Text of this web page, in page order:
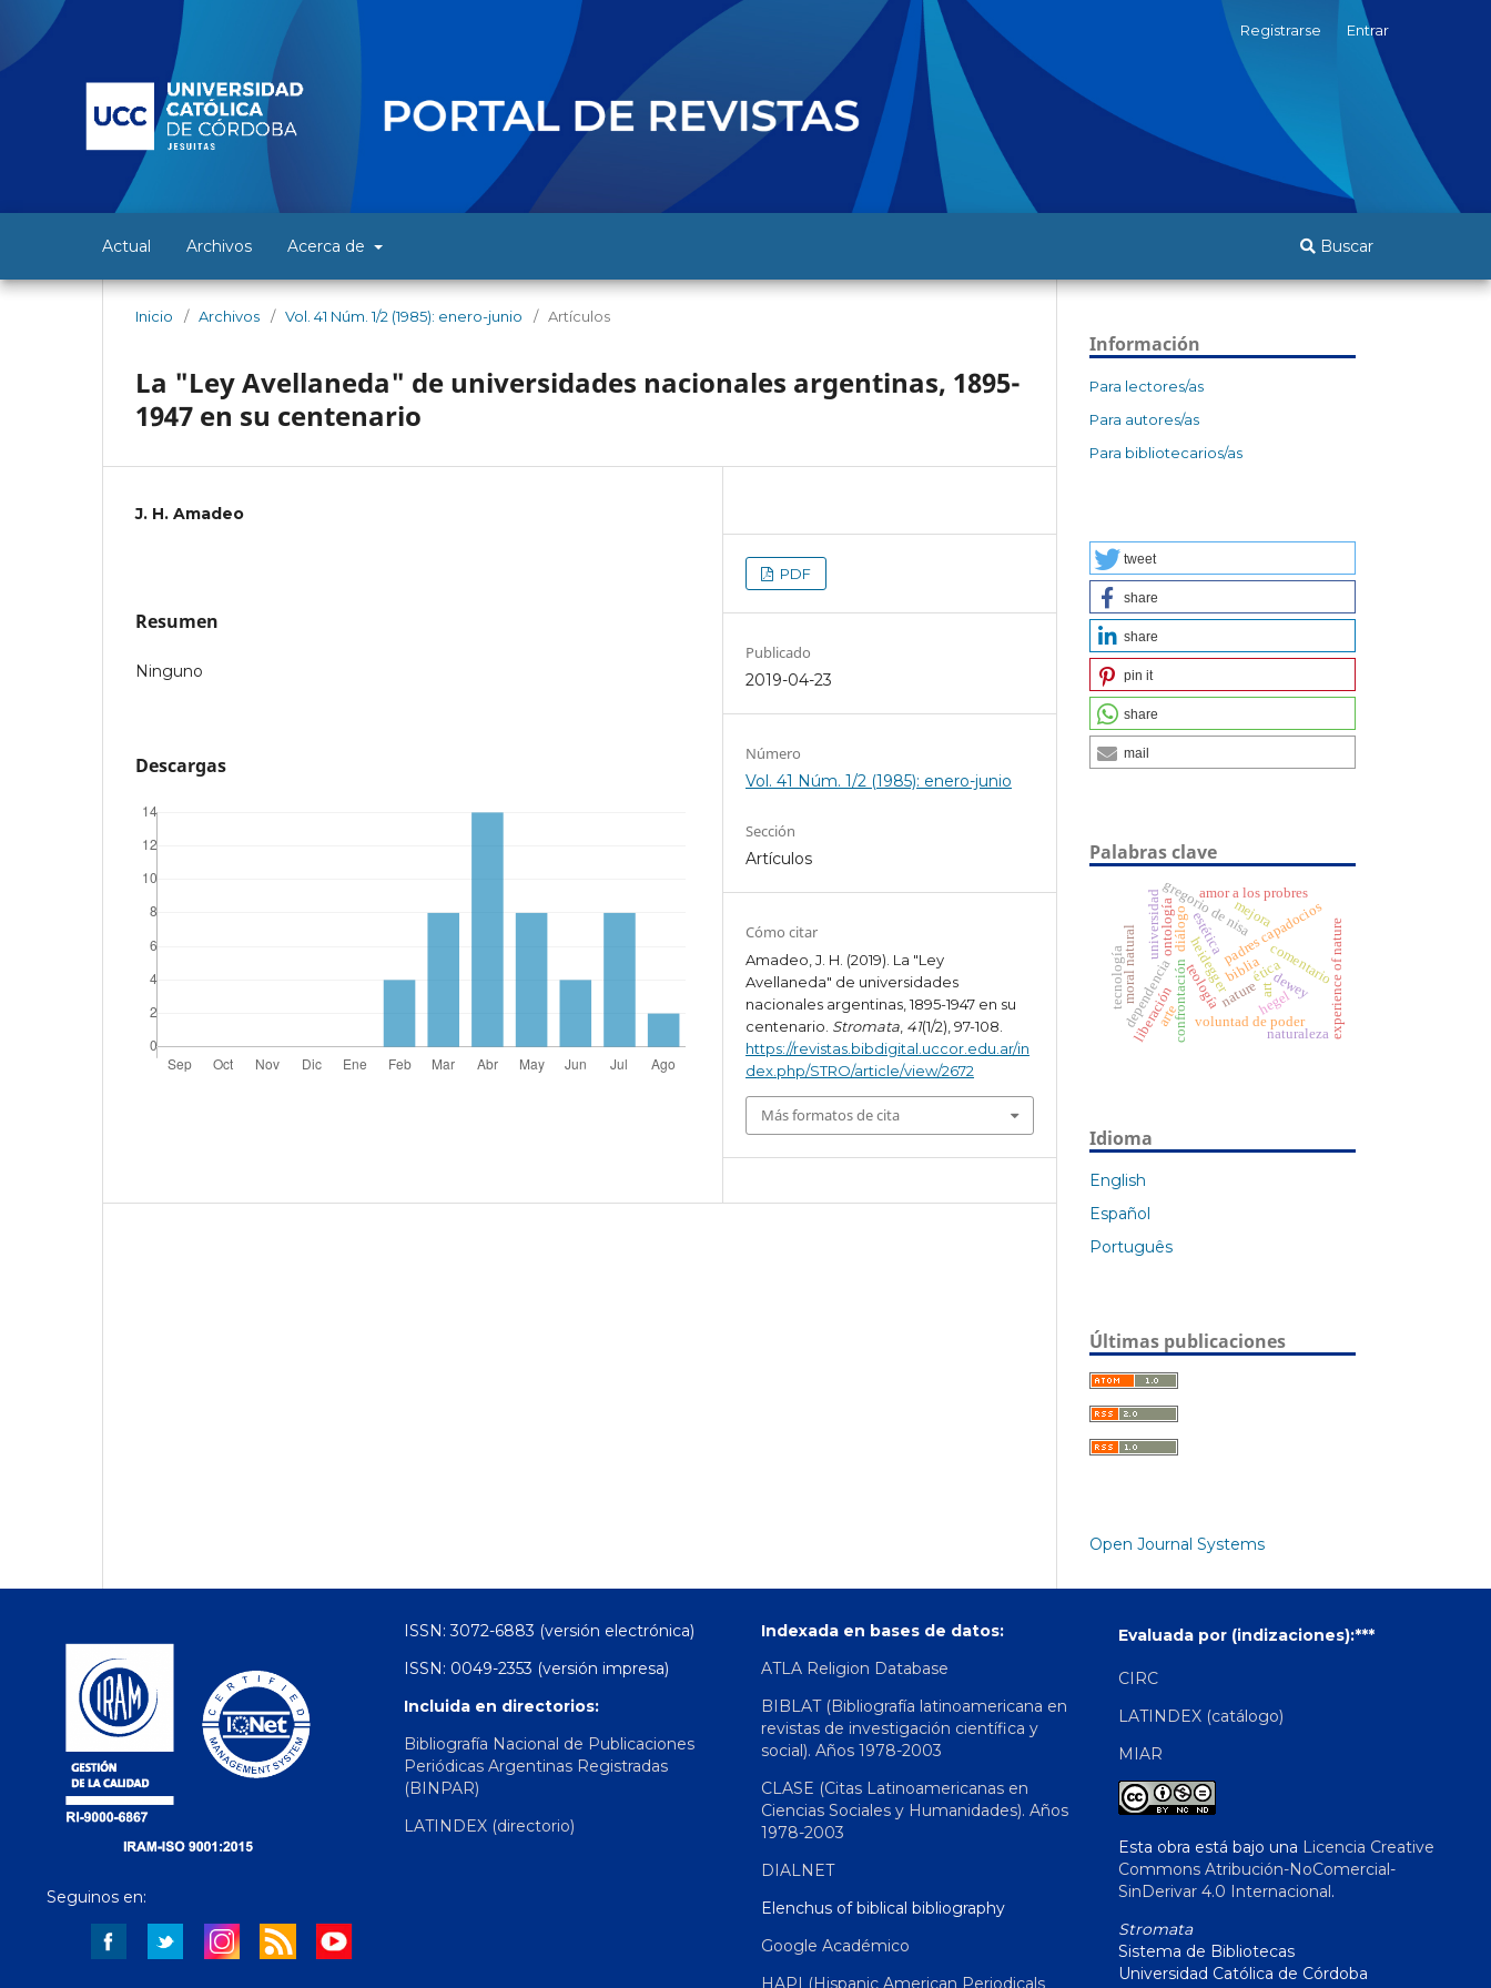
Actual Archivos Acerca de Buscar
Registrarse Entrar
Inicio / Archivos / Vol. 41 Núm. 1/2 (1985): enero-junio / Artículos
La "Ley Avellaneda" de universidades nacionales argentinas, 1895-
1947 en su centenario
J. H. Amadeo
Resumen
Ninguno
Descargas
PDF
Publicado
2019-04-23
Número
Vol. 41 Núm. 1/2 (1985): enero-junio
Sección
Artículos
Cómo citar
Amadeo, J. H. (2019). La "Ley
Avellaneda" de universidades
nacionales argentinas, 1895-1947 en su
centenario. Stromata 41(1/2), 97-108.
https://revistas.bibdigital.uccor.edu.ar/in
dex.php/STRO/article/view/2672
Más formatos de cita
Información
Para lectores/as
Para autores/as
Para bibliotecarios/as
tweet
share
share
pin it
share
mail
Palabras clave
biblia
teología
heidegger
hegel
ontología
confrontación
padres capadocios
gregorio de nisa
amor a los probres
dependencia voluntad de poder
liberación
diálogo
ética
universidad
comentario
moral natural dewey
arte experience of nature
art
estética
naturaleza
nature
mejora
tecnología
Idioma
English
Español
Português
Últimas publicaciones
Open Journal Systems
Seguinos en:
ISSN: 3072-6883 (versión electrónica)
ISSN: 0049-2353 (versión impresa)
Incluida en directorios:
Bibliografía Nacional de Publicaciones
Periódicas Argentinas Registradas
(BINPAR)
LATINDEX (directorio)
Indexada en bases de datos:
ATLA Religion Database
BIBLAT (Bibliografía latinoamericana en
revistas de investigación científica y
social). Años 1978-2003
CLASE (Citas Latinoamericanas en
Ciencias Sociales y Humanidades). Años
1978-2003
DIALNET
Elenchus of biblical bibliography
Google Académico
HAPI (Hispanic American Periodicals
Evaluada por (indizaciones):***
CIRC
LATINDEX (catálogo)
MIAR
Esta obra está bajo una Licencia Creative
Commons Atribución-NoComercial-
SinDerivar 4.0 Internacional.
Stromata
Sistema de Bibliotecas
Universidad Católica de Córdoba